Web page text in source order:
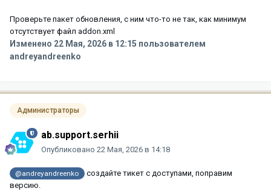
Проверьте пакет обновления, с ним что-то не так, как минимум
отсутствует файл addon.xml
Изменено 22 Мая, 2026 в 12:15 пользователем
andreyandreenko
Администраторы
ab.support.serhii
Опубликовано 22 Мая, 2026 в 14:18
@andreyandreenko
создайте тикет с доступами, поправим
версию.